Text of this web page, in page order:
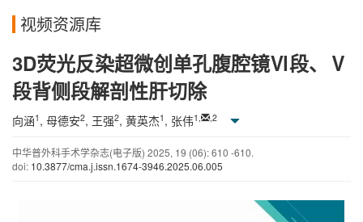
视频资源库
3D荧光反染超微创单孔腹腔镜Ⅵ段、Ⅴ
段背侧段解剖性肝切除
向涵1 , 母德安2, 王强2, 黄英杰1 , 张伟1 2
中华普外科手术学杂志(电子版) 2025, 19 (06): 610 -610.
doi: 10.3877/cma.j.issn.1674-3946.2025.06.005